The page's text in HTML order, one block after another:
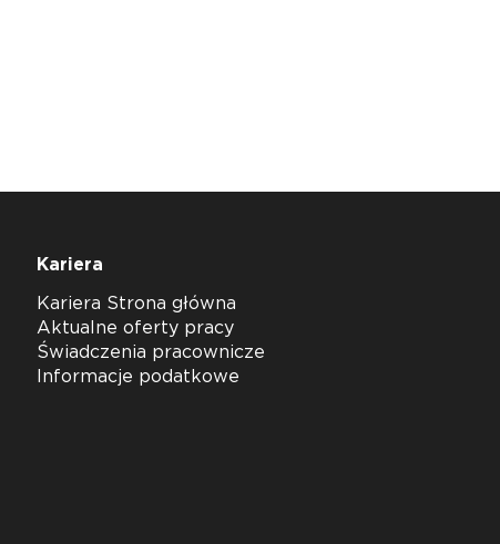
Kariera
Kariera Strona główna
Aktualne oferty pracy
Świadczenia pracownicze
Informacje podatkowe